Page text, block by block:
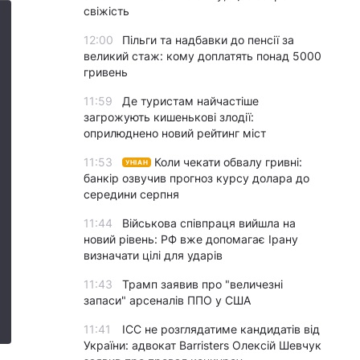
свіжість
12:00
Пільги та надбавки до пенсії за
великий стаж: кому доплатять понад 5000
гривень
11:59
Де туристам найчастіше
загрожують кишенькові злодії:
оприлюднено новий рейтинг міст
11:53 УНІАН
Коли чекати обвалу гривні:
банкір озвучив прогноз курсу долара до
середини серпня
11:44
Військова співпраця вийшла на
новий рівень: РФ вже допомагає Ірану
визначати цілі для ударів
11:43
Трамп заявив про "величезні
запаси" арсеналів ППО у США
11:41
ICC не розглядатиме кандидатів від
України: адвокат Barristers Олексій Шевчук